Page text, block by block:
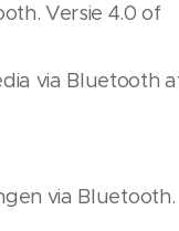
Versie 4.0 of
via Bluetooth
via Bluetooth.